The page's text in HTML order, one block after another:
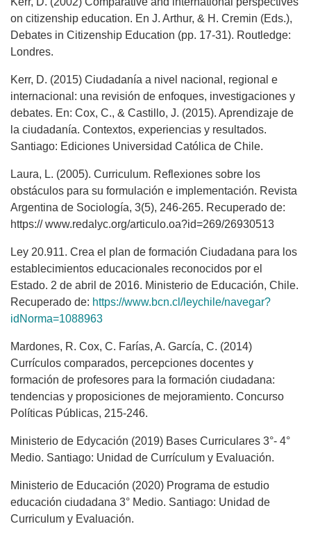
on citizenship education. En J. Arthur, & H. Cremin (Eds.),
Debates in Citizenship Education (pp. 17-31). Routledge:
Londres.
Kerr, D. (2015) Ciudadanía a nivel nacional, regional e
internacional: una revisión de enfoques, investigaciones y
debates. En: Cox, C., & Castillo, J. (2015). Aprendizaje de
la ciudadanía. Contextos, experiencias y resultados.
Santiago: Ediciones Universidad Católica de Chile.
Laura, L. (2005). Curriculum. Reflexiones sobre los
obstáculos para su formulación e implementación. Revista
Argentina de Sociología, 3(5), 246-265. Recuperado de:
https:// www.redalyc.org/articulo.oa?id=269/26930513
Ley 20.911. Crea el plan de formación Ciudadana para los
establecimientos educacionales reconocidos por el
Estado. 2 de abril de 2016. Ministerio de Educación, Chile.
Recuperado de: https://www.bcn.cl/leychile/navegar?
idNorma=1088963
Mardones, R. Cox, C. Farías, A. García, C. (2014)
Currículos comparados, percepciones docentes y
formación de profesores para la formación ciudadana:
tendencias y proposiciones de mejoramiento. Concurso
Políticas Públicas, 215-246.
Ministerio de Edycación (2019) Bases Curriculares 3°- 4°
Medio. Santiago: Unidad de Currículum y Evaluación.
Ministerio de Educación (2020) Programa de estudio
educación ciudadana 3° Medio. Santiago: Unidad de
Curriculum y Evaluación.